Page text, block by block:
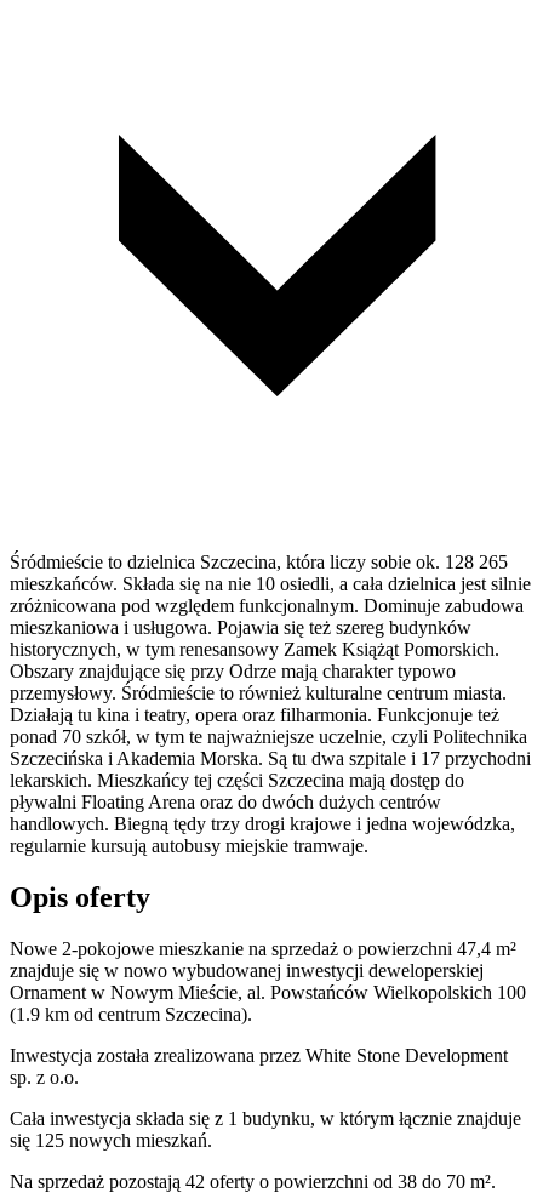
Śródmieście to dzielnica Szczecina, która liczy sobie ok. 128 265
mieszkańców. Składa się na nie 10 osiedli, a cała dzielnica jest silnie
zróżnicowana pod względem funkcjonalnym. Dominuje zabudowa
mieszkaniowa i usługowa. Pojawia się też szereg budynków
historycznych, w tym renesansowy Zamek Książąt Pomorskich.
Obszary znajdujące się przy Odrze mają charakter typowo
przemysłowy. Śródmieście to również kulturalne centrum miasta.
Działają tu kina i teatry, opera oraz filharmonia. Funkcjonuje też
ponad 70 szkół, w tym te najważniejsze uczelnie, czyli Politechnika
Szczecińska i Akademia Morska. Są tu dwa szpitale i 17 przychodni
lekarskich. Mieszkańcy tej części Szczecina mają dostęp do
pływalni Floating Arena oraz do dwóch dużych centrów
handlowych. Biegną tędy trzy drogi krajowe i jedna wojewódzka,
regularnie kursują autobusy miejskie tramwaje.
Opis oferty
Nowe 2-pokojowe mieszkanie na sprzedaż o powierzchni 47,4 m²
znajduje się w nowo wybudowanej inwestycji deweloperskiej
Ornament w Nowym Mieście, al. Powstańców Wielkopolskich 100
(1.9 km od centrum Szczecina).
Inwestycja została zrealizowana przez White Stone Development
sp. z o.o.
Cała inwestycja składa się z 1 budynku, w którym łącznie znajduje
się 125 nowych mieszkań.
Na sprzedaż pozostają 42 oferty o powierzchni od 38 do 70 m².